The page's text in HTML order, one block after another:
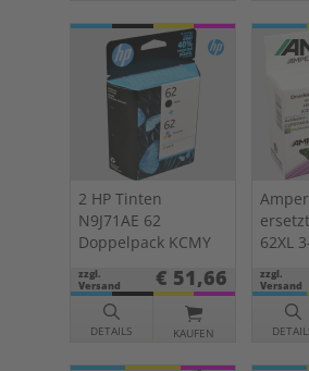
2 HP Tinten
N9J71AE 62
Doppelpack KCMY
zzgl.
Versand
€ 51,66
DETAILS KAUFEN
62XL
zzgl.
Versand